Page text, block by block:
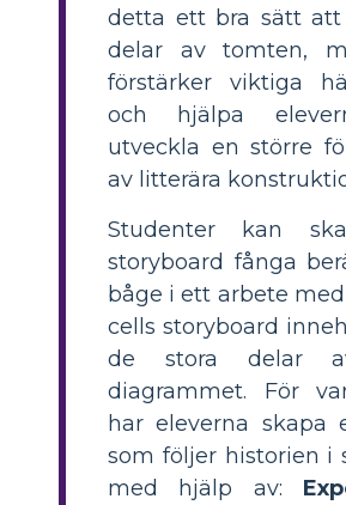
detta ett bra sätt att
delar av tomten,
förstärker viktiga
och hjälpa
utveckla en större
av litterära
Studenter kan
storyboard fånga
båge i ett arbete
cells storyboard
de stora delar
diagrammet. För
har eleverna skapa
som följer historien i
med hjälp av: